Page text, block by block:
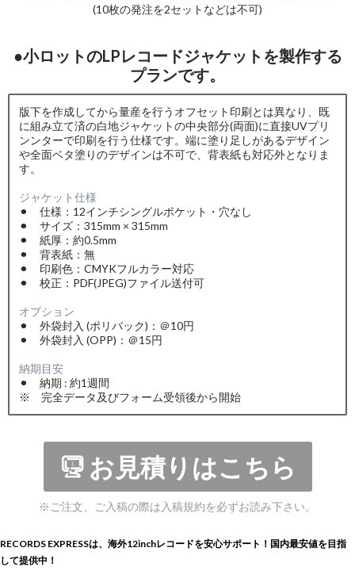
(10枚の発注を2セットなどは不可)
●小ロットのLPレコードジャケットを製作する
プランです。
版下を作成してから量産を行うオフセット印刷とは異なり、既
に組み立て済の白地ジャケットの中央部分(両面)に直接UVプリ
ンンターで印刷を行う仕様です。端に塗り足しがあるデザイン
や全面ベタ塗りのデザインは不可で、背表紙も対応外となりま
す。
ジャケット仕様
⚫︎ 仕様：12インチシングルポケット・穴なし
⚫︎ サイズ：315mm × 315mm
⚫︎ 紙厚：約0.5mm
⚫︎ 背表紙：無
⚫︎ 印刷色：CMYKフルカラー対応
⚫︎ 校正：PDF(JPEG)ファイル送付可
オプション
⚫︎ 外袋封入 (ポリバック)：＠10円
⚫︎ 外袋封入 (OPP)：＠15円
納期目安
⚫︎ 納期 : 約1週間
※ 完全データ及びフォーム受領後から開始
お見積りはこちら
※ご注文、ご入稿の際は入稿規約を必ずお読み下さい。
RECORDS EXPRESSは、海外12inchレコードを安心サポート！国内最安値を目指
して提供中！